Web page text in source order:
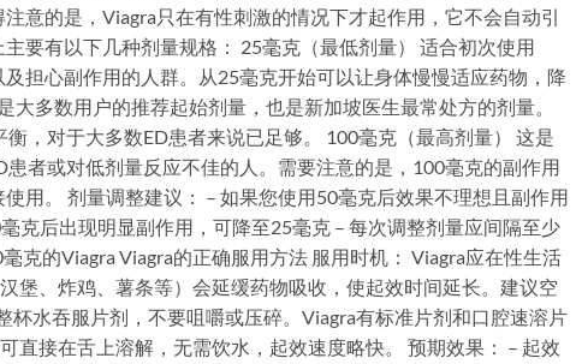
意的是，Viagra只在有性刺激的情况下才起作用，它不会自动引
要有以下几种剂量规格： 25毫克（最低剂量） 适合初次使用
担心副作用的人群。从25毫克开始可以让身体慢慢适应药物，降
大多数用户的推荐起始剂量，也是新加坡医生最常处方的剂量。
，对于大多数ED患者来说已足够。 100毫克（最高剂量） 这是
者或对低剂量反应不佳的人。需要注意的是，100毫克的副作用
用。 剂量调整建议： – 如果您使用50毫克后效果不理想且副作用
克后出现明显副作用，可降至25毫克 – 每次调整剂量应间隔至少
克的Viagra Viagra的正确服用方法 服用时机： Viagra应在性生活
堡、炸鸡、薯条等）会延缓药物吸收，使起效时间延长。建议空
杯水吞服片剂，不要咀嚼或压碎。Viagra有标准片剂和口腔速溶片
直接在舌上溶解，无需饮水，起效速度略快。 预期效果： – 起效